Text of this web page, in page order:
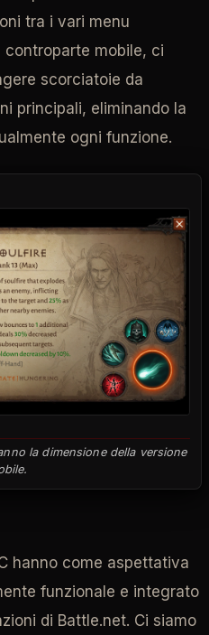
tra i vari menu
mobile, ci
scorciatoie da
principali, eliminando la
ogni funzione.
la dimensione della versione
hanno come aspettativa
funzionale e integrato
di Battle.net. Ci siamo